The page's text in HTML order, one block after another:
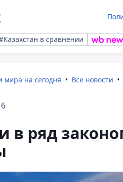
в сравнении
мира на сегодня Все новости
в ряд